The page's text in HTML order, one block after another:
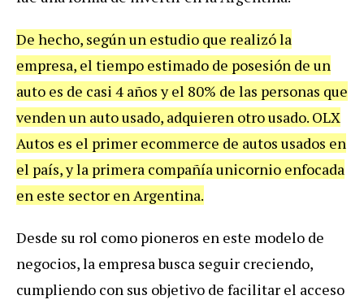
De hecho, según un estudio que realizó la
empresa, el tiempo estimado de posesión de un
auto es de casi 4 años y el 80% de las personas que
venden un auto usado, adquieren otro usado. OLX
Autos es el primer ecommerce de autos usados en
el país, y la primera compañía unicornio enfocada
en este sector en Argentina.
Desde su rol como pioneros en este modelo de
negocios, la empresa busca seguir creciendo,
cumpliendo con sus objetivo de facilitar el acceso